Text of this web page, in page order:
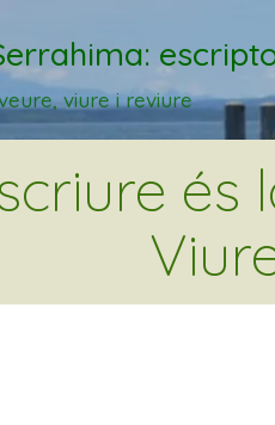
viure i reviure
és